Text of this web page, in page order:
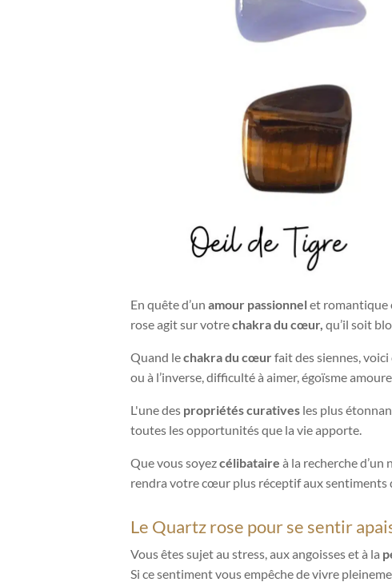
En quête d’un amour passionnelet romantique
rose agit sur votrechakra du cœur, qu’il soit
Quand lechakra du cœurfait des siennes, voici
ou à l’inverse, difficulté à aimer, égoïsme
L'une des propriétés curativesles plus
toutes les opportunités que la vie apporte.
Que vous soyezcélibataire à la recherche d’un
rendra votre cœur plus réceptif aux sentiments
Le Quartz rose pour se sentir
Vous êtes sujet au stress, aux angoisses et à la
Si ce sentiment vous empêche de vivre